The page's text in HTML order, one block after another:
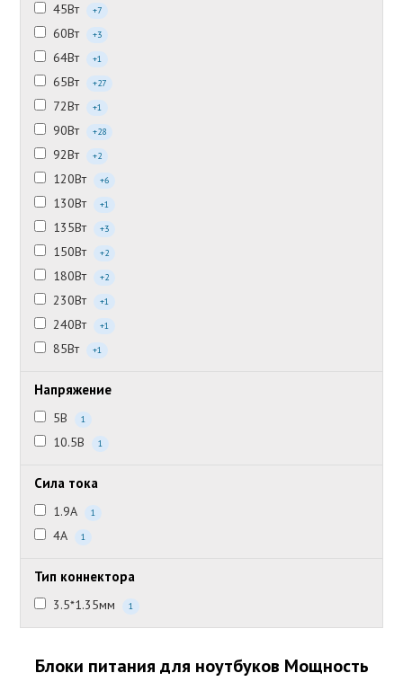
45Вт +7
60Вт +3
64Вт +1
65Вт +27
72Вт +1
90Вт +28
92Вт +2
120Вт +6
130Вт +1
135Вт +3
150Вт +2
180Вт +2
230Вт +1
240Вт +1
85Вт +1
Напряжение
5В 1
10.5В 1
Сила тока
1.9А 1
4А 1
Тип коннектора
3.5*1.35мм 1
Блоки питания для ноутбуков Мощность